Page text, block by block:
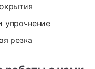
упрочнение
резка